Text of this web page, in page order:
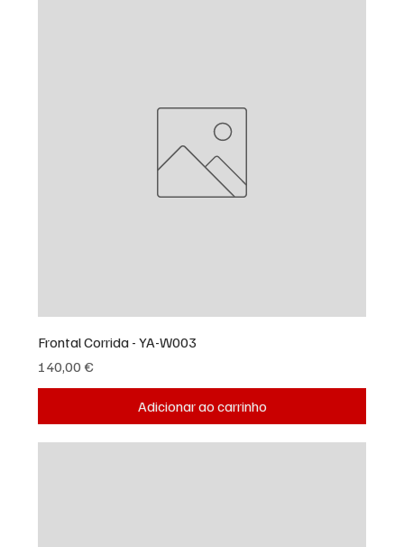
Frontal Corrida - YA-W003
Preço
140,00 €
Adicionar ao carrinho